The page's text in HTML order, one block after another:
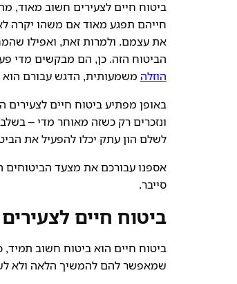
ביטוח חיים לצעירים חשוב מאוד,
חייהם תפגע מאוד אם משהו יקרה
את עצמם. ולמרות זאת, ואפילו
הביטוח הזה. כן, הם מבקשים מדי
הוזלה משמעותית, הדגש עבורם הוא
באופן מפתיע ביטוח חיים
ונזכרים רק כשזה מאוחר מדי –
לשלם הון עתק יכלו להפעיל את
אספנו עבורכם את מצעד הביטוחים
סייבר.
ביטוח חיים לצעירים
ביטוח חיים הוא ביטוח חשוב
שמאפשר להם להמשיך הלאה ולא